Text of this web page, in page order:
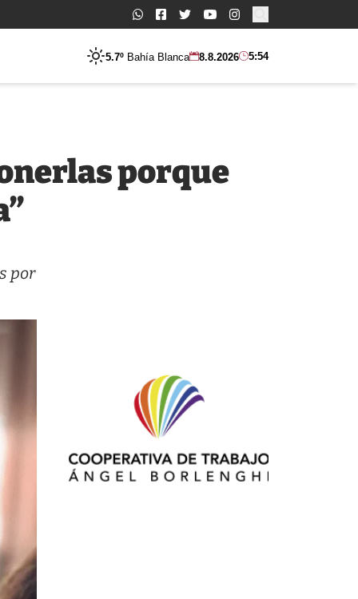
Buscar:
5.7º Bahía Blanca 8.8.2026 5:54
porque
por